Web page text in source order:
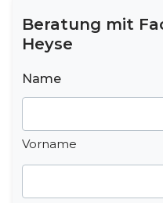
Beratung mit
Heyse
Name
Vorname